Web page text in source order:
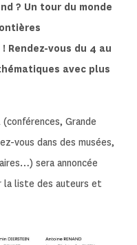
? Un tour du monde
vous du 4 au
avec plus
Grande
vous dans des musées,
sera annoncée
la liste des auteurs et